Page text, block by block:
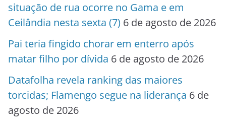
situação de rua ocorre no Gama e em
Ceilândia nesta sexta (7) 6 de agosto de 2026
Pai teria fingido chorar em enterro após
matar filho por dívida 6 de agosto de 2026
Datafolha revela ranking das maiores
torcidas; Flamengo segue na liderança 6 de
agosto de 2026